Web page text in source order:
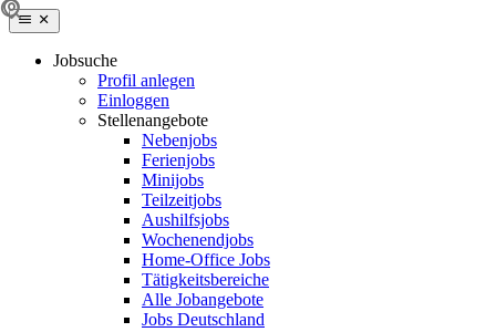
Jobsuche
Profil anlegen
Einloggen
Stellenangebote
Nebenjobs
Ferienjobs
Minijobs
Teilzeitjobs
Aushilfsjobs
Wochenendjobs
Home-Office Jobs
Tätigkeitsbereiche
Alle Jobangebote
Jobs Deutschland